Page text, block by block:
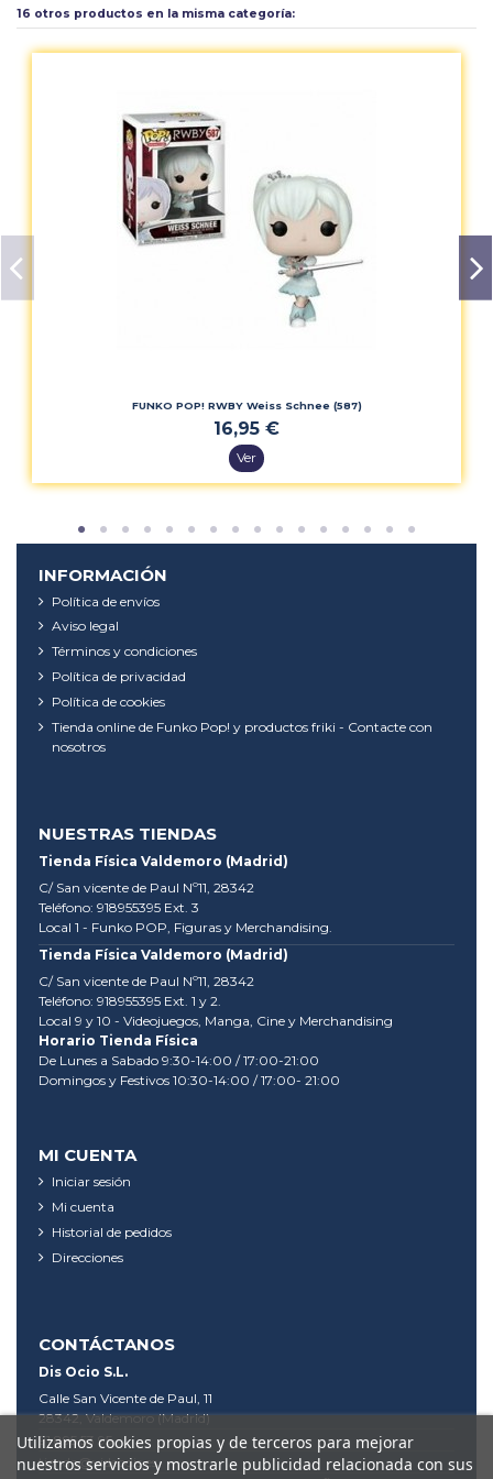
16 otros productos en la misma categoría:
FUNKO POP! RWBY Weiss Schnee (587)
16,95 €
Ver
INFORMACIÓN
Política de envíos
Aviso legal
Términos y condiciones
Política de privacidad
Política de cookies
Tienda online de Funko Pop! y productos friki - Contacte con
nosotros
NUESTRAS TIENDAS
Tienda Física Valdemoro (Madrid)
C/ San vicente de Paul Nº11, 28342
Teléfono: 918955395 Ext. 3
Local 1 - Funko POP, Figuras y Merchandising.
Tienda Física Valdemoro (Madrid)
C/ San vicente de Paul Nº11, 28342
Teléfono: 918955395 Ext. 1 y 2.
Local 9 y 10 - Videojuegos, Manga, Cine y Merchandising
Horario Tienda Física
De Lunes a Sabado 9:30-14:00 / 17:00-21:00
Domingos y Festivos 10:30-14:00 / 17:00- 21:00
MI CUENTA
Iniciar sesión
Mi cuenta
Historial de pedidos
Direcciones
CONTÁCTANOS
Dis Ocio S.L.
Calle San Vicente de Paul, 11
28342, Valdemoro (Madrid)
91 895 53 95
tienda@videodis.es
Utilizamos cookies propias y de terceros para mejorar
nuestros servicios y mostrarle publicidad relacionada con sus